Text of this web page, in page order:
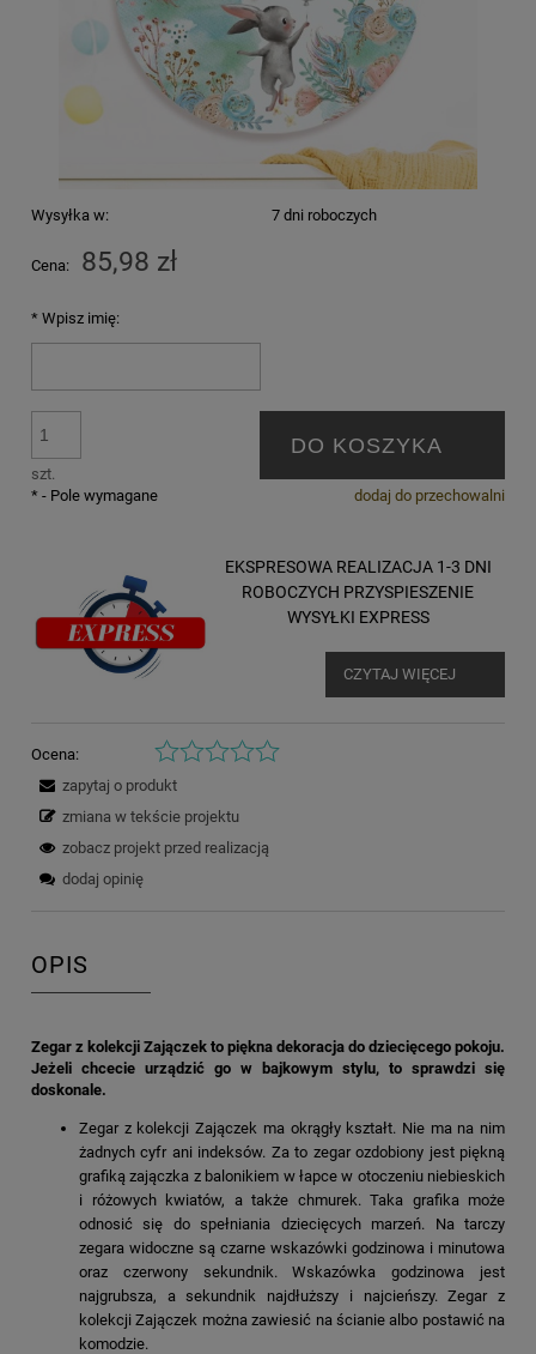
Wysyłka w: 7 dni roboczych
Cena: 85,98 zł
* Wpisz imię:
szt.
DO KOSZYKA
dodaj do przechowalni
* - Pole wymagane
EKSPRESOWA REALIZACJA 1-3 DNI
ROBOCZYCH PRZYSPIESZENIE
WYSYŁKI EXPRESS
CZYTAJ WIĘCEJ
Ocena:
zapytaj o produkt
zmiana w tekście projektu
zobacz projekt przed realizacją
dodaj opinię
OPIS
Zegar z kolekcji Zajączek to piękna dekoracja do dziecięcego pokoju.
Jeżeli chcecie urządzić go w bajkowym stylu, to sprawdzi się
doskonale.
Zegar z kolekcji Zajączek ma okrągły kształt. Nie ma na nim
żadnych cyfr ani indeksów. Za to zegar ozdobiony jest piękną
grafiką zajączka z balonikiem w łapce w otoczeniu niebieskich
i różowych kwiatów, a także chmurek. Taka grafika może
odnosić się do spełniania dziecięcych marzeń. Na tarczy
zegara widoczne są czarne wskazówki godzinowa i minutowa
oraz czerwony sekundnik. Wskazówka godzinowa jest
najgrubsza, a sekundnik najdłuższy i najcieńszy. Zegar z
kolekcji Zajączek można zawiesić na ścianie albo postawić na
komodzie.